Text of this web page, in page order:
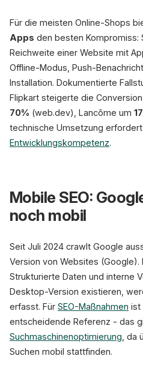
Für die meisten Online-Shops
Apps den besten Kompromiss:
Reichweite einer Website mit
Offline-Modus, Push-
Installation. Dokumentierte
Flipkart steigerte die
70% (web.dev), Lancôme um
technische Umsetzung
Entwicklungskompetenz.
Mobile SEO:
noch mobil
Seit Juli 2024 crawlt Google
Version von Websites (Google).
Strukturierte Daten und interne
Desktop-Version existieren,
erfasst. Für SEO-Maßnahmen ist
entscheidende Referenz - das
Suchmaschinenoptimierung ,
Suchen mobil stattfinden.